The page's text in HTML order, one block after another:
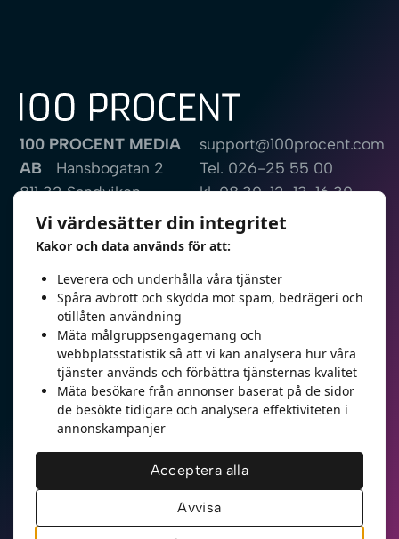
100 PROCENT MEDIA
AB Hansbogatan 2
811 32 Sandviken
Sweden
Fjärrsupport
support@100procent.com
Tel. 026-25 55 00
kl. 08.30-12, 13-16.30
Bli kontaktad
E-post
Telefon
Jag vill bli kontaktad
Vi värdesätter din integritet
Kakor och data används för att:
Leverera och underhålla våra tjänster
Spåra avbrott och skydda mot spam, bedrägeri och
otillåten användning
Mäta målgruppsengagemang och
webbplatsstatistik så att vi kan analysera hur våra
tjänster används och förbättra tjänsternas kvalitet
Mäta besökare från annonser baserat på de sidor
de besökte tidigare och analysera effektiviteten i
annonskampanjer
Avvisa
Acceptera alla